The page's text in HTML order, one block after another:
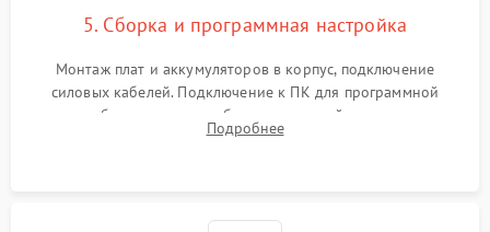
5. Сборка и программная настройка
Монтаж плат и аккумуляторов в корпус, подключение
силовых кабелей. Подключение к ПК для программной
калибровки констант батареи, настройки порогов
срабатывания AVR и сброса счетчиков старения АКБ.
Подробнее